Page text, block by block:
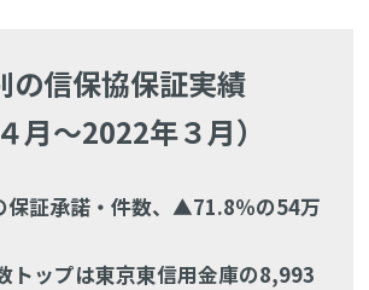
の信保協保証実績
月～2022年３月）
保証承諾・件数、▲71.8％の54万
トップは東京東信用金庫の8,993